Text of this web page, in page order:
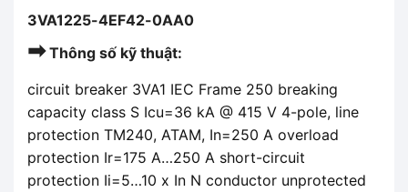
3VA1225-4EF42-0AA0
➡Thông số kỹ thuật:
circuit breaker 3VA1 IEC Frame 250 breaking
capacity class S Icu=36 kA @ 415 V 4-pole, line
protection TM240, ATAM, In=250 A overload
protection Ir=175 A…250 A short-circuit
protection Ii=5…10 x In N conductor unprotected